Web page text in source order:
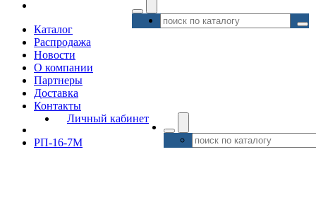
Каталог
Распродажа
Новости
О компании
Партнеры
Доставка
Контакты
Личный кабинет
РП-16-7М